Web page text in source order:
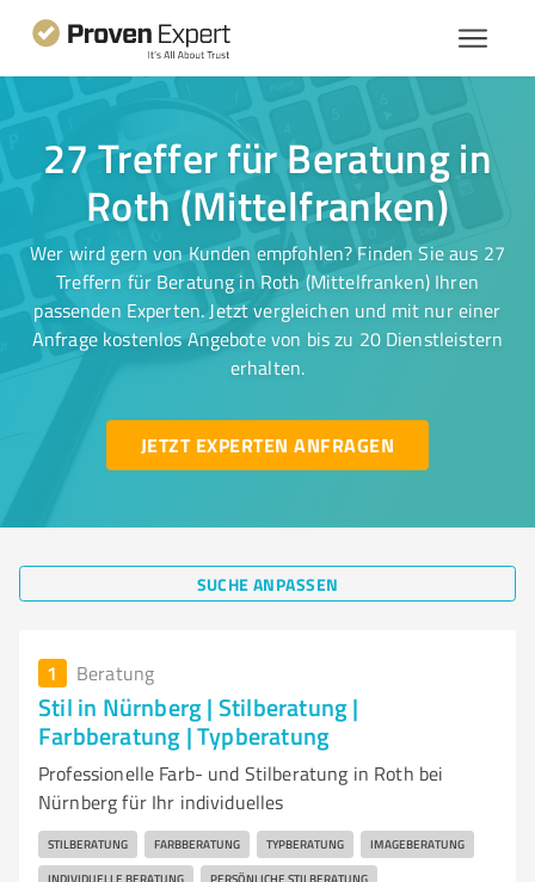
27 Treffer für Beratung in
Roth (Mittelfranken)
Wer wird gern von Kunden empfohlen? Finden Sie aus 27
Treffern für Beratung in Roth (Mittelfranken) Ihren
passenden Experten. Jetzt vergleichen und mit nur einer
Anfrage kostenlos Angebote von bis zu 20 Dienstleistern
erhalten.
JETZT EXPERTEN ANFRAGEN
SUCHE ANPASSEN
1 Beratung
Stil in Nürnberg | Stilberatung |
Farbberatung | Typberatung
Professionelle Farb- und Stilberatung in Roth bei
Nürnberg für Ihr individuelles
STILBERATUNG FARBBERATUNG TYPBERATUNG IMAGEBERATUNG
INDIVIDUELLE BERATUNG PERSÖNLICHE STILBERATUNG